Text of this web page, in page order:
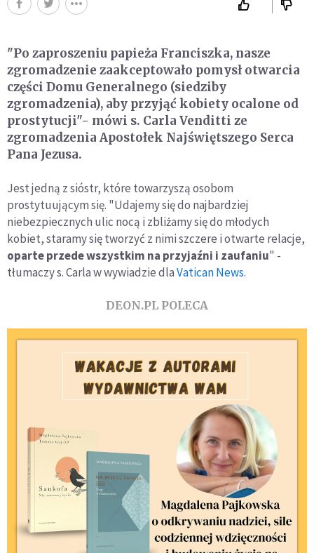
"Po zaproszeniu papieża Franciszka, nasze
zgromadzenie zaakceptowało pomysł otwarcia
części Domu Generalnego (siedziby
zgromadzenia), aby przyjąć kobiety ocalone od
prostytucji"- mówi s. Carla Venditti ze
zgromadzenia Apostołek Najświętszego Serca
Pana Jezusa.
Jest jedną z sióstr, które towarzyszą osobom
prostytuującym się. "Udajemy się do najbardziej
niebezpiecznych ulic nocą i zbliżamy się do młodych
kobiet, staramy się tworzyć z nimi szczere i otwarte relacje,
oparte przede wszystkim na przyjaźni i zaufaniu" -
tłumaczy s. Carla w wywiadzie dlaVatican News.
DEON.PL POLECA